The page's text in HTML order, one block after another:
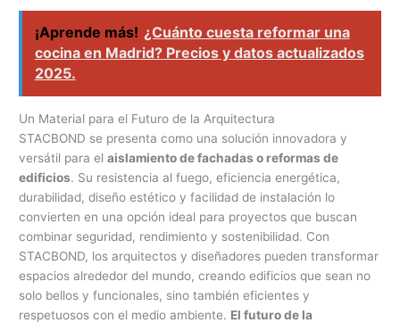
¡Aprende más! ¿Cuánto cuesta reformar una
cocina en Madrid? Precios y datos actualizados
2025.
Un Material para el Futuro de la Arquitectura
STACBOND se presenta como una solución innovadora y
versátil para elaislamiento de fachadas o reformas de
edificios. Su resistencia al fuego, eficiencia energética,
durabilidad, diseño estético y facilidad de instalación lo
convierten en una opción ideal para proyectos que buscan
combinar seguridad, rendimiento y sostenibilidad. Con
STACBOND, los arquitectos y diseñadores pueden transformar
espacios alrededor del mundo, creando edificios que sean no
solo bellos y funcionales, sino también eficientes y
respetuosos con el medio ambiente. El futuro de la